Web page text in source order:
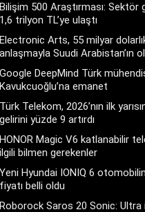
Bilişim 500 Araştırması: Sektör
1,6 trilyon TL’ye ulaştı
Electronic Arts, 55 milyar
anlaşmayla Suudi Arabistan’ın
Google DeepMind Türk
Kavukcuoğlu’na emanet
Türk Telekom, 2026’nın ilk
gelirini yüzde 9 artırdı
HONOR Magic V6 katlanabilir
ilgili bilmen gerekenler
Yeni Hyundai IONIQ 6
fiyatı belli oldu
Roborock Saros 20 Sonic: Ultra